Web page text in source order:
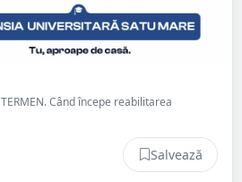
TERMEN. Când începe reabilitarea
Salvează